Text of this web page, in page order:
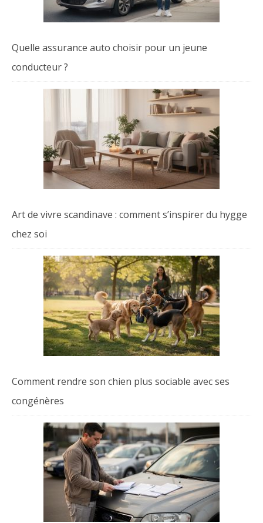
Quelle assurance auto choisir pour un jeune
conducteur ?
Art de vivre scandinave : comment s’inspirer du hygge
chez soi
Comment rendre son chien plus sociable avec ses
congénères